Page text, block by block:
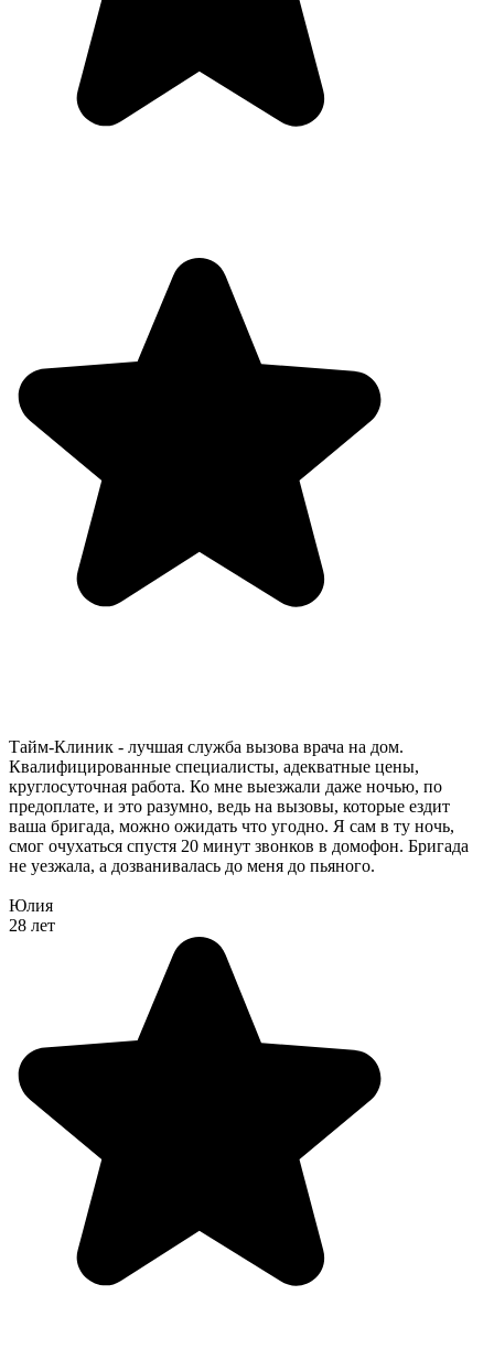
Тайм-Клиник - лучшая служба вызова врача на дом.
Квалифицированные специалисты, адекватные цены,
круглосуточная работа. Ко мне выезжали даже ночью, по
предоплате, и это разумно, ведь на вызовы, которые ездит
ваша бригада, можно ожидать что угодно. Я сам в ту ночь,
смог очухаться спустя 20 минут звонков в домофон. Бригада
не уезжала, а дозванивалась до меня до пьяного.
Юлия
28 лет